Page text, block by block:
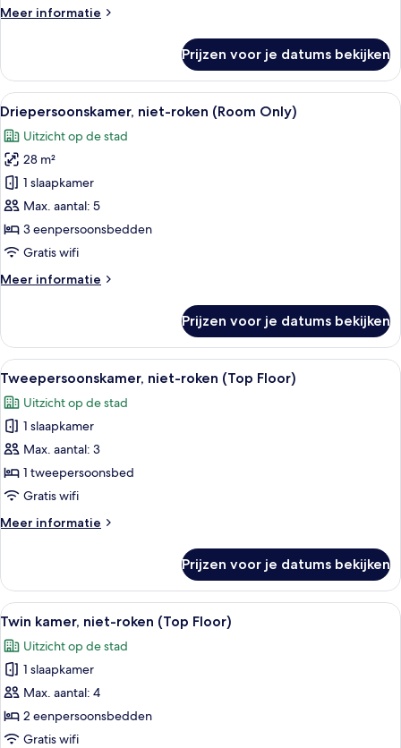
Meer informatie
Meer
kamer,
niet-
roken
Prijzen voor je datums bekijken
Alle
foto's
voor
Driepersoonskamer,
niet-
roken
(Room
Only)
Een hotelkamer met drie bedden,
6
Driepersoonskamer, niet-roken (Room Only)
Uitzicht op de stad
28 m²
1 slaapkamer
Max. aantal: 5
3 eenpersoonsbedden
Gratis wifi
Meer informatie
Meer
niet-
roken
(Room
Prijzen voor je datums bekijken
Alle
foto's
voor
Tweepersoonskamer,
niet-
roken
(Top
laden
Een hotelkamer met een bed, een
9
Tweepersoonskamer, niet-roken (Top Floor)
Uitzicht op de stad
1 slaapkamer
Max. aantal: 3
1 tweepersoonsbed
Gratis wifi
Meer informatie
Meer
niet-
roken
(Top
Prijzen voor je datums bekijken
Alle
foto's
voor
Twin
kamer,
niet-
roken
Een hotelkamer met twee bedden,
10
Twin kamer, niet-roken (Top Floor)
Uitzicht op de stad
1 slaapkamer
Max. aantal: 4
2 eenpersoonsbedden
Gratis wifi